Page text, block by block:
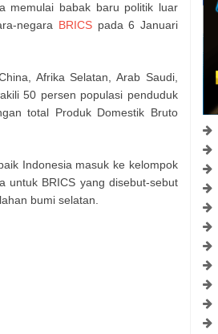
memulai babak baru politik luar
negara BRICSpada 6 Januari
Afrika Selatan, Arab Saudi,
50 persen populasi penduduk
total Produk Domestik Bruto
Indonesia masuk ke kelompok
untuk BRICS yang disebut-sebut
bumi selatan.